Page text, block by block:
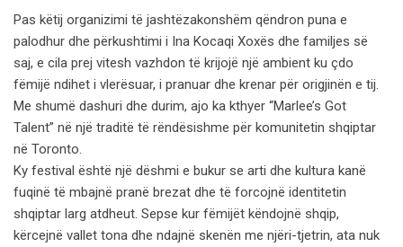
Pas këtij organizimi të jashtëzakonshëm qëndron puna e
palodhur dhe përkushtimi i Ina Kocaqi Xoxës dhe familjes së
saj, e cila prej vitesh vazhdon të krijojë një ambient ku çdo
fëmijë ndihet i vlerësuar, i pranuar dhe krenar për origjinën e tij.
Me shumë dashuri dhe durim, ajo ka kthyer “Marlee’s Got
Talent” në një traditë të rëndësishme për komunitetin shqiptar
në Toronto.
Ky festival është një dëshmi e bukur se arti dhe kultura kanë
fuqinë të mbajnë pranë brezat dhe të forcojnë identitetin
shqiptar larg atdheut. Sepse kur fëmijët këndojnë shqip,
kërcejnë vallet tona dhe ndajnë skenën me njëri-tjetrin, ata nuk